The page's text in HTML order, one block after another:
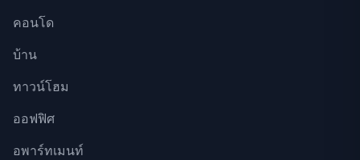
คอนโด
บ้าน
ทาวน์โฮม
ออฟฟิศ
อพาร์ทเมนท์